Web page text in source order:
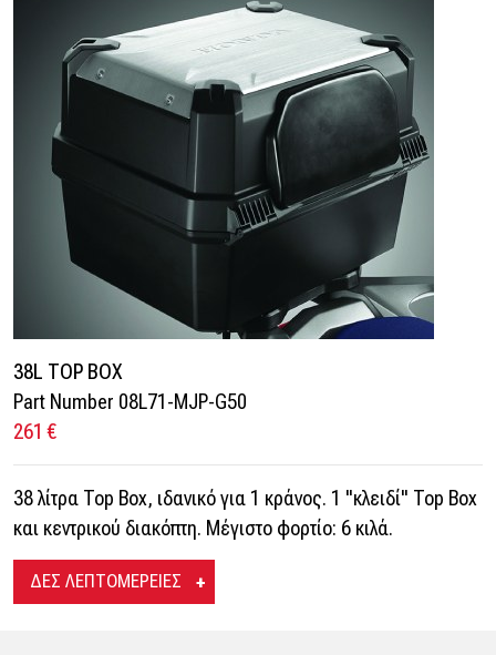
38L TOP BOX
Part Number 08L71-MJP-G50
261 €
38 λίτρα Top Box, ιδανικό για 1 κράνος. 1 "κλειδί" Top Box
και κεντρικού διακόπτη. Μέγιστο φορτίο: 6 κιλά.
ΔΕΣ ΛΕΠΤΟΜΕΡΕΙΕΣ